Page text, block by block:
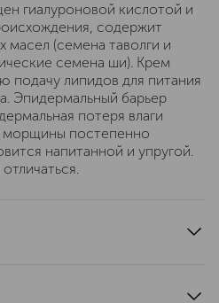
гиалуроновой кислотой и
содержит
масел (семена таволги и
семена ши). Крем
подачу липидов для питания
Эпидермальный барьер
потеря влаги
морщины постепенно
напитанной и упругой.